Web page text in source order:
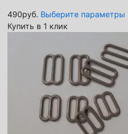
490руб. Выберите параметры
Купить в 1 клик